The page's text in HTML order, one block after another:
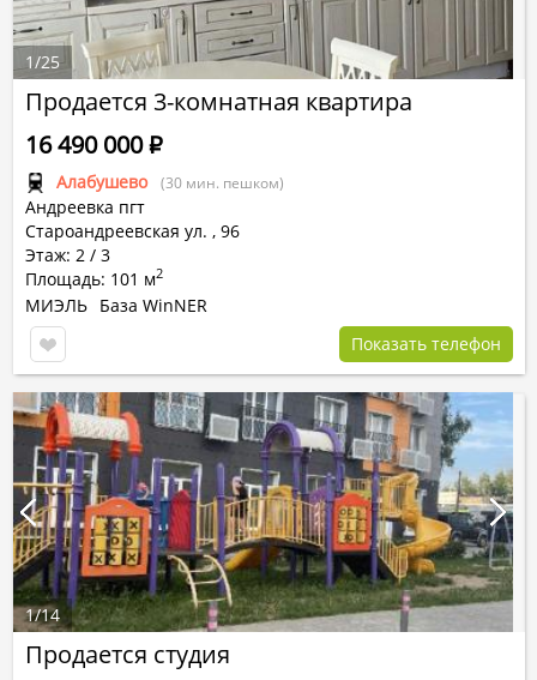
Продается 3-комнатная квартира
Алабушево (30 мин. пешком)
Андреевка пгт
Староандреевская ул. , 96
Этаж: 2 / 3
Площадь: 101 м2
16 490 000Р
МИЭЛЬ База WinNER
Показать телефон
1/25
Продается студия
1/14